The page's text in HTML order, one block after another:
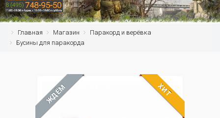
Главная Магазин
Паракорд и верёвка
Бусины для паракорда
ЖДЁМ ХИТ